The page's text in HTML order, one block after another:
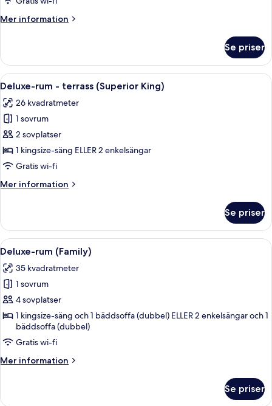
Mer information
Mer
rum
(Superior
Twin)
Se priser
Öppna
alla
foton
för
Deluxe-
rum
-
(Superior
En dubbelsäng med två kuddar, en
7
Deluxe-rum - terrass (Superior King)
26 kvadratmeter
1 sovrum
2 sovplatser
1 kingsize-säng ELLER 2 enkelsängar
Gratis wi-fi
Mer information
Mer
rum
terrass
King)
Se priser
Öppna
alla
foton
för
Deluxe-
rum
(Family)
Ett hotellrum med en stor säng,
8
Deluxe-rum (Family)
35 kvadratmeter
1 sovrum
4 sovplatser
1 kingsize-säng och 1 bäddsoffa (dubbel) ELLER 2 enkelsängar och 1
bäddsoffa (dubbel)
Gratis wi-fi
Mer information
Mer
rum
Se priser